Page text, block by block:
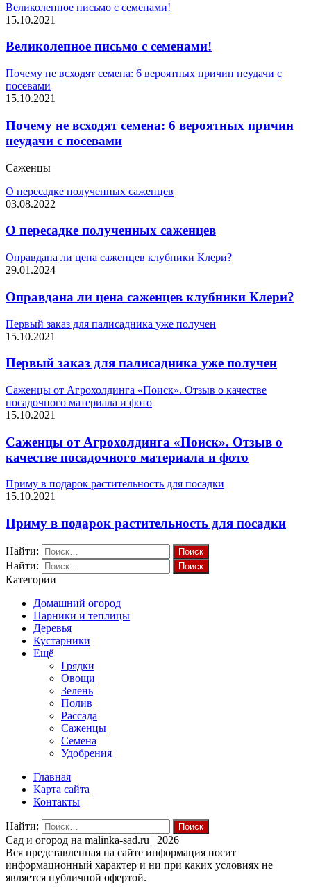
Великолепное письмо с семенами!
15.10.2021
Великолепное письмо с семенами!
Почему не всходят семена: 6 вероятных причин неудачи с
посевами
15.10.2021
Почему не всходят семена: 6 вероятных причин
неудачи с посевами
Саженцы
О пересадке полученных саженцев
03.08.2022
О пересадке полученных саженцев
Оправдана ли цена саженцев клубники Клери?
29.01.2024
Оправдана ли цена саженцев клубники Клери?
Первый заказ для палисадника уже получен
15.10.2021
Первый заказ для палисадника уже получен
Саженцы от Агрохолдинга «Поиск». Отзыв о качестве
посадочного материала и фото
15.10.2021
Саженцы от Агрохолдинга «Поиск». Отзыв о
качестве посадочного материала и фото
Приму в подарок растительность для посадки
15.10.2021
Приму в подарок растительность для посадки
Найти:
Найти:
Категории
Домашний огород
Парники и теплицы
Деревья
Кустарники
Ещё
Грядки
Овощи
Зелень
Полив
Рассада
Саженцы
Семена
Удобрения
Главная
Карта сайта
Контакты
Найти:
Cад и огород на malinka-sad.ru | 2026
Вся представленная на сайте информация носит
информационный характер и ни при каких условиях не
является публичной офертой.